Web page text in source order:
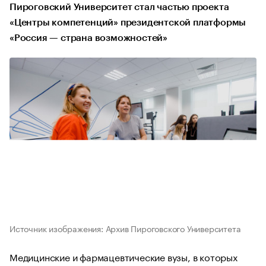
Пироговский Университет стал частью проекта
«Центры компетенций» президентской платформы
«Россия — страна возможностей»
Источник изображения: Архив Пироговского Университета
Медицинские и фармацевтические вузы, в которых